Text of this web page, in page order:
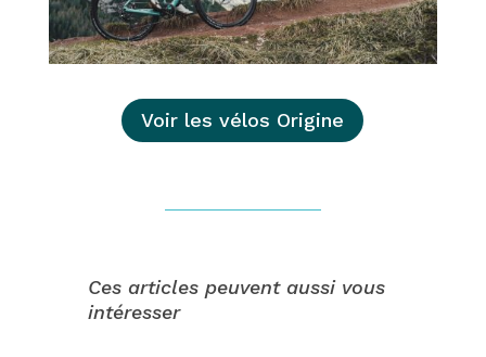
Voir les vélos Origine
Ces articles peuvent aussi vous
intéresser